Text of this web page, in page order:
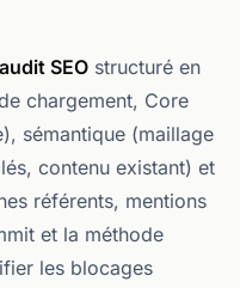
audit SEO structuré en
chargement, Core
sémantique (maillage
contenu existant) et
référents, mentions
et la méthode
les blocages